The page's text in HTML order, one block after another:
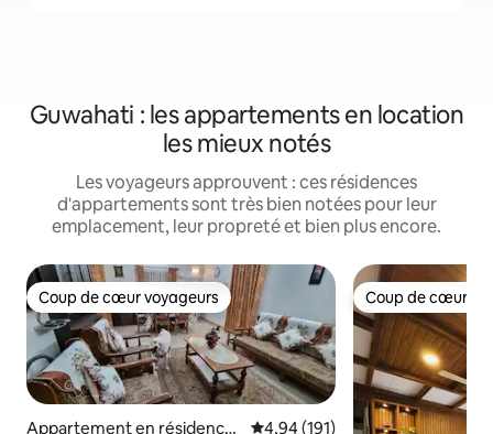
Guwahati : les appartements en location
les mieux notés
Les voyageurs approuvent : ces résidences
d'appartements sont très bien notées pour leur
emplacement, leur propreté et bien plus encore.
Coup de cœur voyageurs
Coup de cœur voyageurs
Appartement en résidence
Évaluation moyenne sur la
4,94 (191)
Coup de cœur
Coup de cœur